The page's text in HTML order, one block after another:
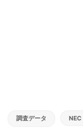
調査データ NEC